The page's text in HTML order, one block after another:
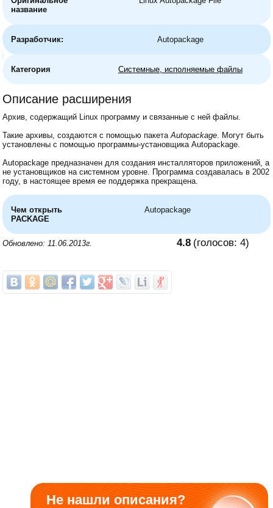
название
Разработчик: Autopackage
Категория Системные, исполняемые файлы
Описание расширения
Архив, содержащий Linux программу и связанные с ней файлы.
Такие архивы, создаются с помощью пакетаAutopackage. Могут быть
установлены с помощью программы-установщика Autopackage.
Autopackage предназначен для создания инсталляторов приложений, а
не установщиков на системном уровне. Программа создавалась в 2002
году, в настоящее время ее поддержка прекращена.
Чем открыть
PACKAGE
Autopackage
Обновлено: 11.06.2013г. 4.8 (голосов:4)
Не нашли описания?